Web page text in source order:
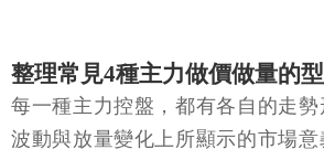
整理常見4種主力做價做量的
每一種主力控盤，都有各自的走
波動與放量變化上所顯示的市場